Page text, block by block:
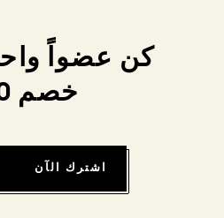
كن عضواً
خصم 10٪
اشترك الآن